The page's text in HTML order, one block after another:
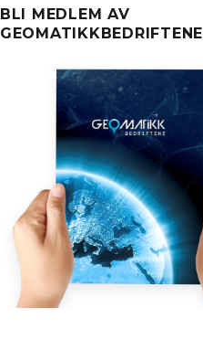
BLI MEDLEM AV
GEOMATIKKBEDRIFTENE